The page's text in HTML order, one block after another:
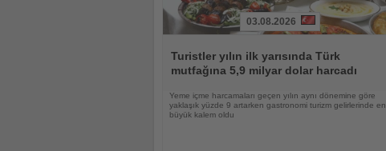
Oku
03.08.2026
Turistler yılın ilk yarısında Türk
mutfağına 5,9 milyar dolar harcadı
Yeme içme harcamaları geçen yılın aynı dönemine göre
yaklaşık yüzde 9 artarken gastronomi turizm gelirlerinde en
büyük kalem oldu